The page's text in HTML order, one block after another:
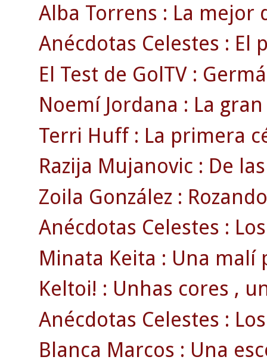
Alba Torrens : La mejor
Anécdotas Celestes : El
El Test de GolTV :
Noemí Jordana : La
Terri Huff : La primera
Razija Mujanovic : De
Zoila González :
Anécdotas Celestes :
Minata Keita : Una malí
Keltoi! : Unhas cores ,
Anécdotas Celestes :
Blanca Marcos : Una